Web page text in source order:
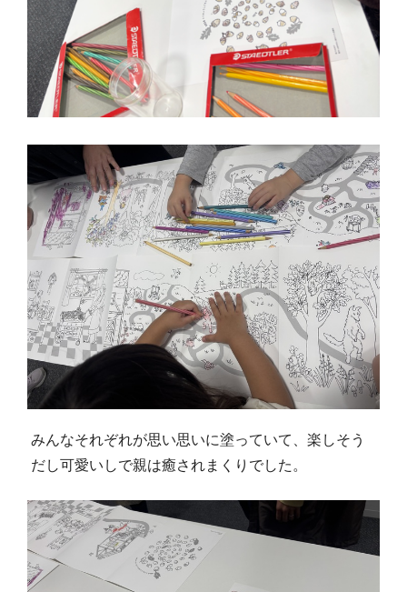
みんなそれぞれが思い思いに塗っていて、楽しそう
だし可愛いしで親は癒されまくりでした。